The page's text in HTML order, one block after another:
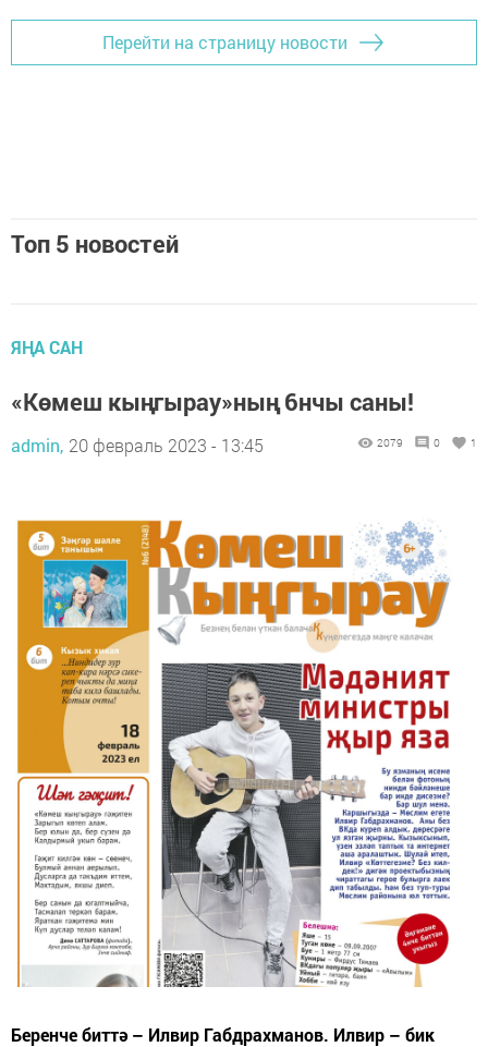
Перейти на страницу новости
Топ 5 новостей
ЯҢА САН
«Көмеш кыңгырау»ның 6нчы саны!
admin, 20 февраль 2023 - 13:45 2079 0 1
Беренче биттә – Илвир Габдрахманов. Илвир – бик